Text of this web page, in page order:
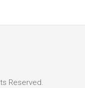
Reserved.